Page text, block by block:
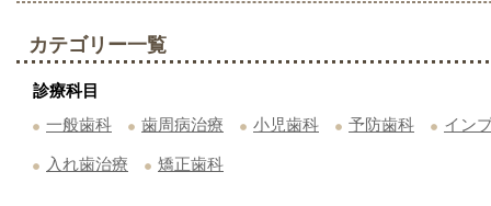
カテゴリー一覧
診療科目
一般歯科
歯周病治療 小児歯科 予防歯科 イン
入れ歯治療 矯正歯科